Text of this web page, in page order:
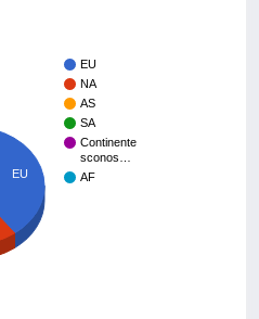
EU
NA
AS
SA
Continente
sconos…
AF
EU